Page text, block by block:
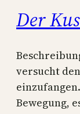
Der
versucht
Bewegung,